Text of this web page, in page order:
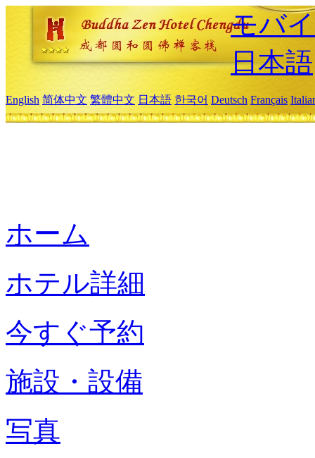
モバ
日本語
English 简体中文 繁體中文 日本語 한국어 Deutsch Français
ホーム
ホテル詳細
今すぐ予約
施設・設備
写真